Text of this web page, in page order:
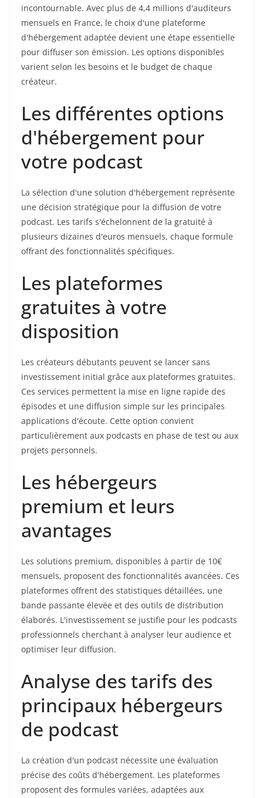
incontournable. Avec plus de 4,4 millions d'auditeurs
mensuels en France, le choix d'une plateforme
d'hébergement adaptée devient une étape essentielle
pour diffuser son émission. Les options disponibles
varient selon les besoins et le budget de chaque
créateur.
Les différentes options
d'hébergement pour
votre podcast
La sélection d'une solution d'hébergement représente
une décision stratégique pour la diffusion de votre
podcast. Les tarifs s'échelonnent de la gratuité à
plusieurs dizaines d'euros mensuels, chaque formule
offrant des fonctionnalités spécifiques.
Les plateformes
gratuites à votre
disposition
Les créateurs débutants peuvent se lancer sans
investissement initial grâce aux plateformes gratuites.
Ces services permettent la mise en ligne rapide des
épisodes et une diffusion simple sur les principales
applications d'écoute. Cette option convient
particulièrement aux podcasts en phase de test ou aux
projets personnels.
Les hébergeurs
premium et leurs
avantages
Les solutions premium, disponibles à partir de 10€
mensuels, proposent des fonctionnalités avancées. Ces
plateformes offrent des statistiques détaillées, une
bande passante élevée et des outils de distribution
élaborés. L'investissement se justifie pour les podcasts
professionnels cherchant à analyser leur audience et
optimiser leur diffusion.
Analyse des tarifs des
principaux hébergeurs
de podcast
La création d'un podcast nécessite une évaluation
précise des coûts d'hébergement. Les plateformes
proposent des formules variées, adaptées aux